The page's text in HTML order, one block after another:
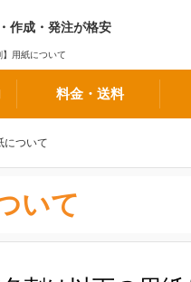
作成・発注が格安
用紙について
料金・送料
について
いて